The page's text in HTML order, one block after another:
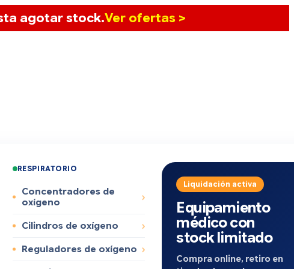
agotar stock.Ver ofertas >
RESPIRATORIO
Concentradores de
oxígeno
Cilindros de oxígeno
Reguladores de oxígeno
Liquidación activa
Equipamiento
médico con
stock limitado
Compra online, retiro en